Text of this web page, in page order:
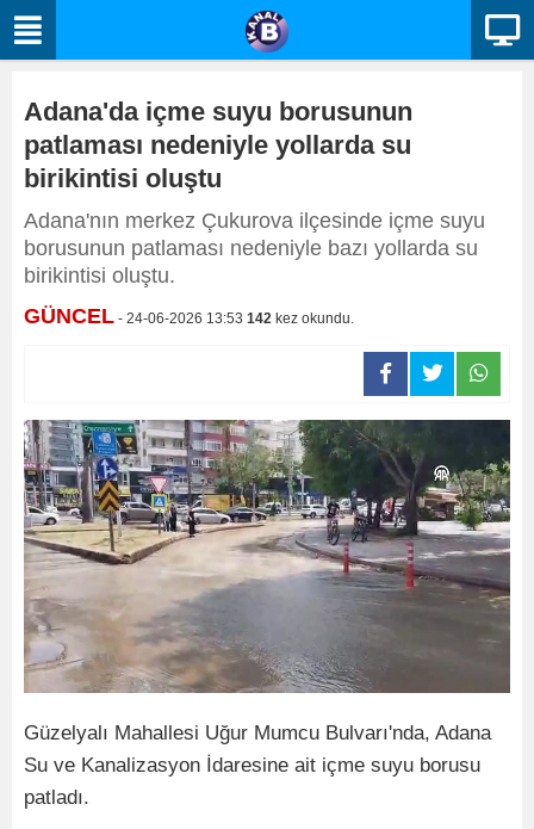
Adana'da içme suyu borusunun
patlaması nedeniyle yollarda su
birikintisi oluştu
Adana'nın merkez Çukurova ilçesinde içme suyu
borusunun patlaması nedeniyle bazı yollarda su
birikintisi oluştu.
GÜNCEL - 24-06-2026 13:53 142 kez okundu.
Güzelyalı Mahallesi Uğur Mumcu Bulvarı'nda, Adana
Su ve Kanalizasyon İdaresine ait içme suyu borusu
patladı.